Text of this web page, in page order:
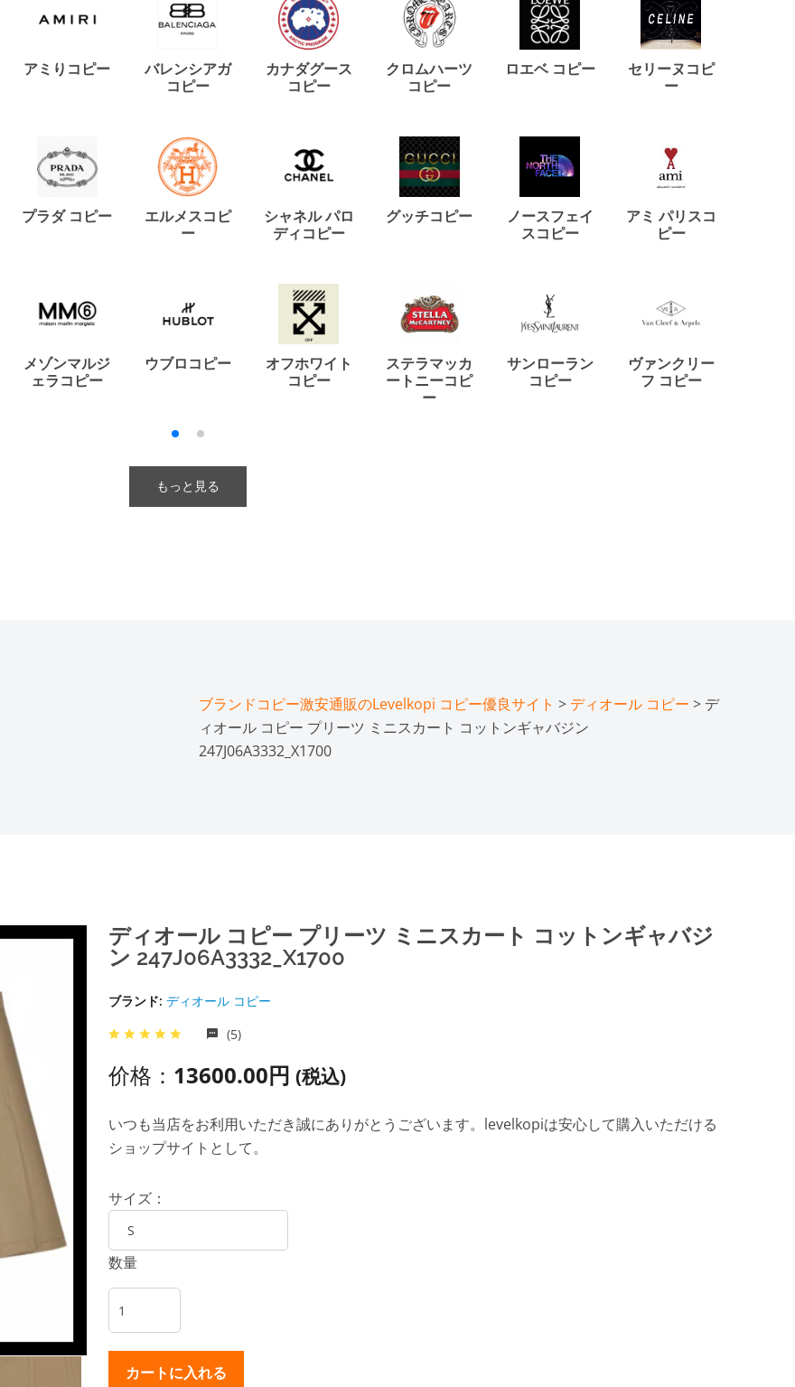
アミりコピー
バレンシアガ
コピー
カナダグース
コピー
クロムハーツ
コピー
ロエベ コピー
セリーヌコピ
ー
プラダ コピー
エルメスコピ
ー
シャネル パロ
ディコピー
グッチコピー
ノースフェイ
スコピー
アミ パリスコ
ピー
メゾンマルジ
ェラコピー
ウブロコピー
オフホワイト
コピー
ステラマッカ
ートニーコピ
ー
サンローラン
コピー
ヴァンクリー
フ コピー
もっと見る
ブランドコピー激安通販のLevelkopi コピー優良サイト > ディオール コピー > デ
ィオール コピー プリーツ ミニスカート コットンギャバジン
247J06A3332_X1700
ディオール コピー プリーツ ミニスカート コットンギャバジ
ン 247J06A3332_X1700
ブランド: ディオール コピー
(5)
价格： 13600.00円 (税込)
いつも当店をお利用いただき誠にありがとうございます。levelkopiは安心して購入いただける
ショップサイトとして。
サイズ：
数量